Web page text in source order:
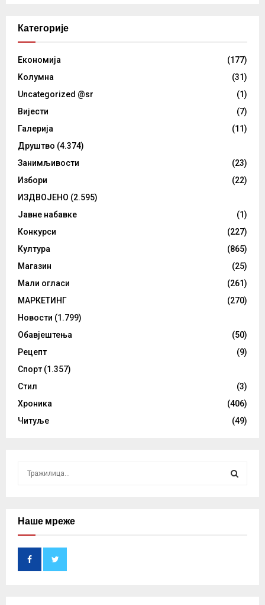
Категорије
Eкономија
(177)
Kолумнa
(31)
Uncategorized @sr
(1)
Вијести
(7)
Галерија
(11)
Друштво (4.374)
Занимљивости
(23)
Избори
(22)
ИЗДВОЈЕНО (2.595)
Јавне набавке
(1)
Конкурси
(227)
Култура
(865)
Магазин
(25)
Мали огласи
(261)
МАРКЕТИНГ
(270)
Новости (1.799)
Обавјештења
(50)
Рецепт
(9)
Спорт (1.357)
Стил
(3)
Хроника
(406)
Читуље
(49)
cНаше мреже